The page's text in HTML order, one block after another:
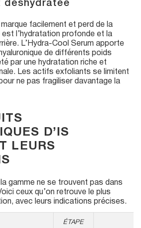
déshydratée
marque facilement et perd de la
l’hydratation profonde et la
L’Hydra-Cool Serum apporte
de différents poids
par une hydratation riche et
Les actifs exfoliants se limitent
ne pas fragiliser davantage la
D’IS
LEURS
gamme ne se trouvent pas dans
ceux qu’on retrouve le plus
avec leurs indications précises.
ÉTAPE